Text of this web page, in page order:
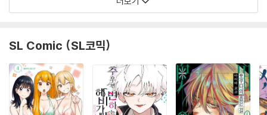
SL Comic (SL코믹)